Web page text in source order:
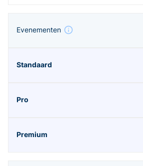
Evenementen